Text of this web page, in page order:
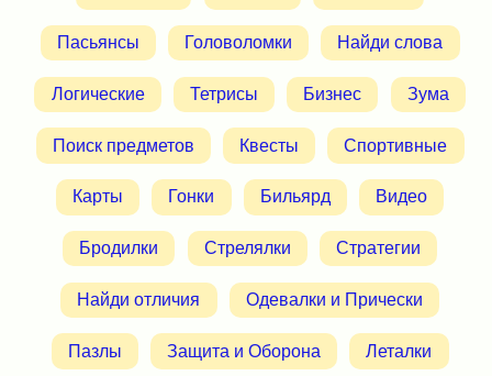
Пасьянсы Головоломки Найди слова
Логические Тетрисы Бизнес Зума
Поиск предметов Квесты Спортивные
Карты Гонки Бильярд Видео
Бродилки Стрелялки Стратегии
Найди отличия Одевалки и Прически
Пазлы Защита и Оборона Леталки